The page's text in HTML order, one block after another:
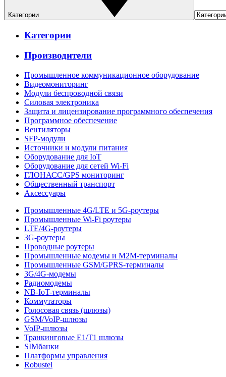
Категории
Категории
Производители
Промышленное коммуникационное оборудование
Видеомониторинг
Модули беспроводной связи
Силовая электроника
Защита и лицензирование программного обеспечения
Программное обеспечение
Вентиляторы
SFP-модули
Источники и модули питания
Оборудование для IoT
Оборудование для сетей Wi-Fi
ГЛОНАСС/GPS мониторинг
Общественный транспорт
Аксессуары
Промышленные 4G/LTE и 5G-роутеры
Промышленные Wi-Fi роутеры
LTE/4G-роутеры
3G-роутеры
Проводные роутеры
Промышленные модемы и M2M-терминалы
Промышленные GSM/GPRS-терминалы
3G/4G-модемы
Радиомодемы
NB-IoT-терминалы
Коммутаторы
Голосовая связь (шлюзы)
GSM/VoIP-шлюзы
VoIP-шлюзы
Транкинговые E1/T1 шлюзы
SIMбанки
Платформы управления
Robustel